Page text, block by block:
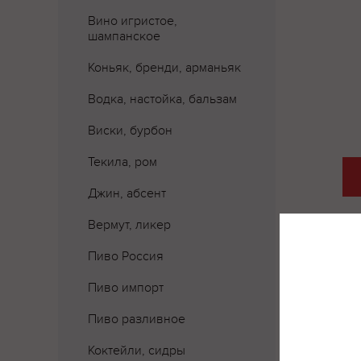
Вино игристое,
шампанское
Коньяк, бренди, арманьяк
Водка, настойка, бальзам
Виски, бурбон
Текила, ром
Джин, абсент
Вермут, ликер
Пиво Россия
Пиво импорт
Пиво разливное
Коктейли, сидры